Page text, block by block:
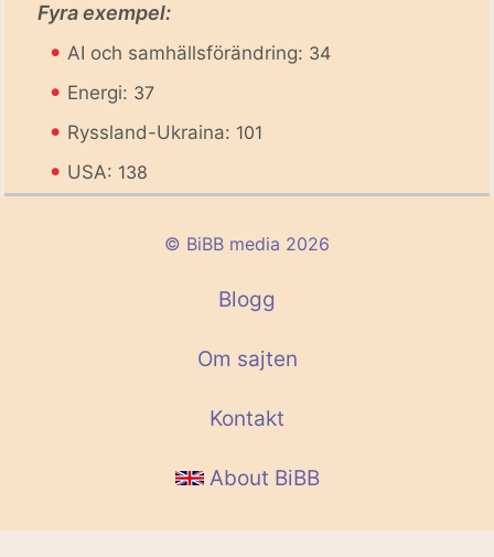
Fyra exempel:
• AI och samhällsförändring: 34
• Energi: 37
• Ryssland-Ukraina: 101
• USA: 138
© BiBB media 2026
Blogg
Om sajten
Kontakt
About BiBB